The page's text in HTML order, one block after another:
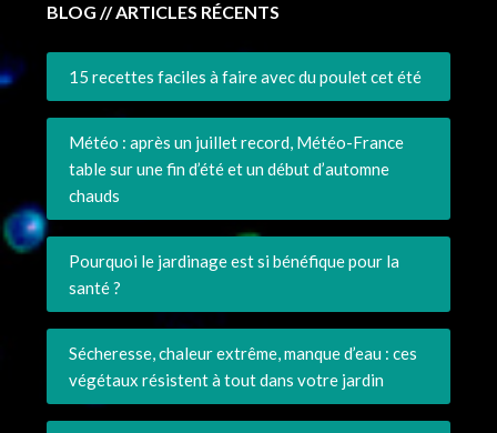
BLOG // ARTICLES RÉCENTS
15 recettes faciles à faire avec du poulet cet été
Météo : après un juillet record, Météo-France
table sur une fin d’été et un début d’automne
chauds
Pourquoi le jardinage est si bénéfique pour la
santé ?
Sécheresse, chaleur extrême, manque d’eau : ces
végétaux résistent à tout dans votre jardin